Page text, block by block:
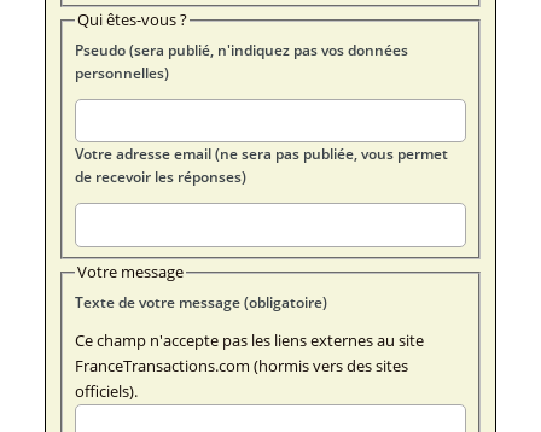
Qui êtes-vous ?
Pseudo (sera publié, n'indiquez pas vos données
personnelles)
Votre adresse email (ne sera pas publiée, vous permet
de recevoir les réponses)
Votre message
Texte de votre message (obligatoire)
Ce champ n'accepte pas les liens externes au site
FranceTransactions.com (hormis vers des sites
officiels).